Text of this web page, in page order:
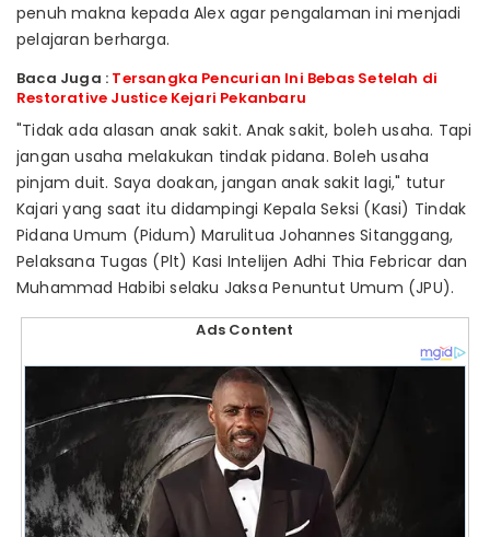
penuh makna kepada Alex agar pengalaman ini menjadi
pelajaran berharga.
Baca Juga : Tersangka Pencurian Ini Bebas Setelah di
Restorative Justice Kejari Pekanbaru
"Tidak ada alasan anak sakit. Anak sakit, boleh usaha. Tapi
jangan usaha melakukan tindak pidana. Boleh usaha
pinjam duit. Saya doakan, jangan anak sakit lagi," tutur
Kajari yang saat itu didampingi Kepala Seksi (Kasi) Tindak
Pidana Umum (Pidum) Marulitua Johannes Sitanggang,
Pelaksana Tugas (Plt) Kasi Intelijen Adhi Thia Febricar dan
Muhammad Habibi selaku Jaksa Penuntut Umum (JPU).
Ads Content